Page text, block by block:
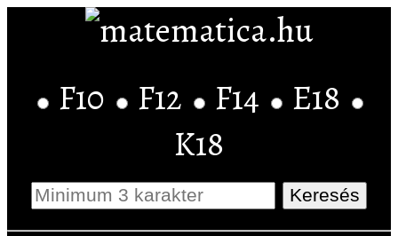
F10 F12 F14
E18
K18